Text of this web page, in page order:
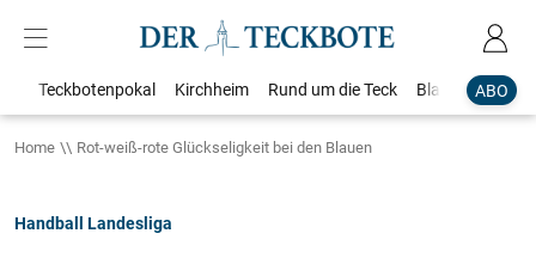
ABO
Teckbotenpokal Kirchheim Rund um die Teck Blaulicht
Home Rot-weiß-rote Glückseligkeit bei den Blauen
Handball Landesliga